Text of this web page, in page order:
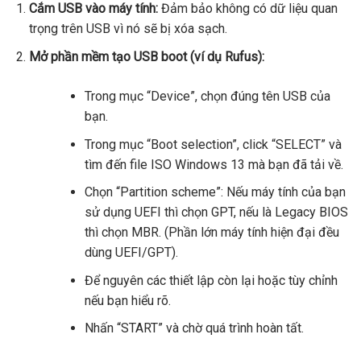
Cắm USB vào máy tính:Đảm bảo không có dữ liệu quan
trọng trên USB vì nó sẽ bị xóa sạch.
Mở phần mềm tạo USB boot (ví dụ Rufus):
Trong mục “Device”, chọn đúng tên USB của
bạn.
Trong mục “Boot selection”, click “SELECT” và
tìm đến file ISO Windows 13 mà bạn đã tải về.
Chọn “Partition scheme”: Nếu máy tính của bạn
sử dụng UEFI thì chọn GPT, nếu là Legacy BIOS
thì chọn MBR. (Phần lớn máy tính hiện đại đều
dùng UEFI/GPT).
Để nguyên các thiết lập còn lại hoặc tùy chỉnh
nếu bạn hiểu rõ.
Nhấn “START” và chờ quá trình hoàn tất.